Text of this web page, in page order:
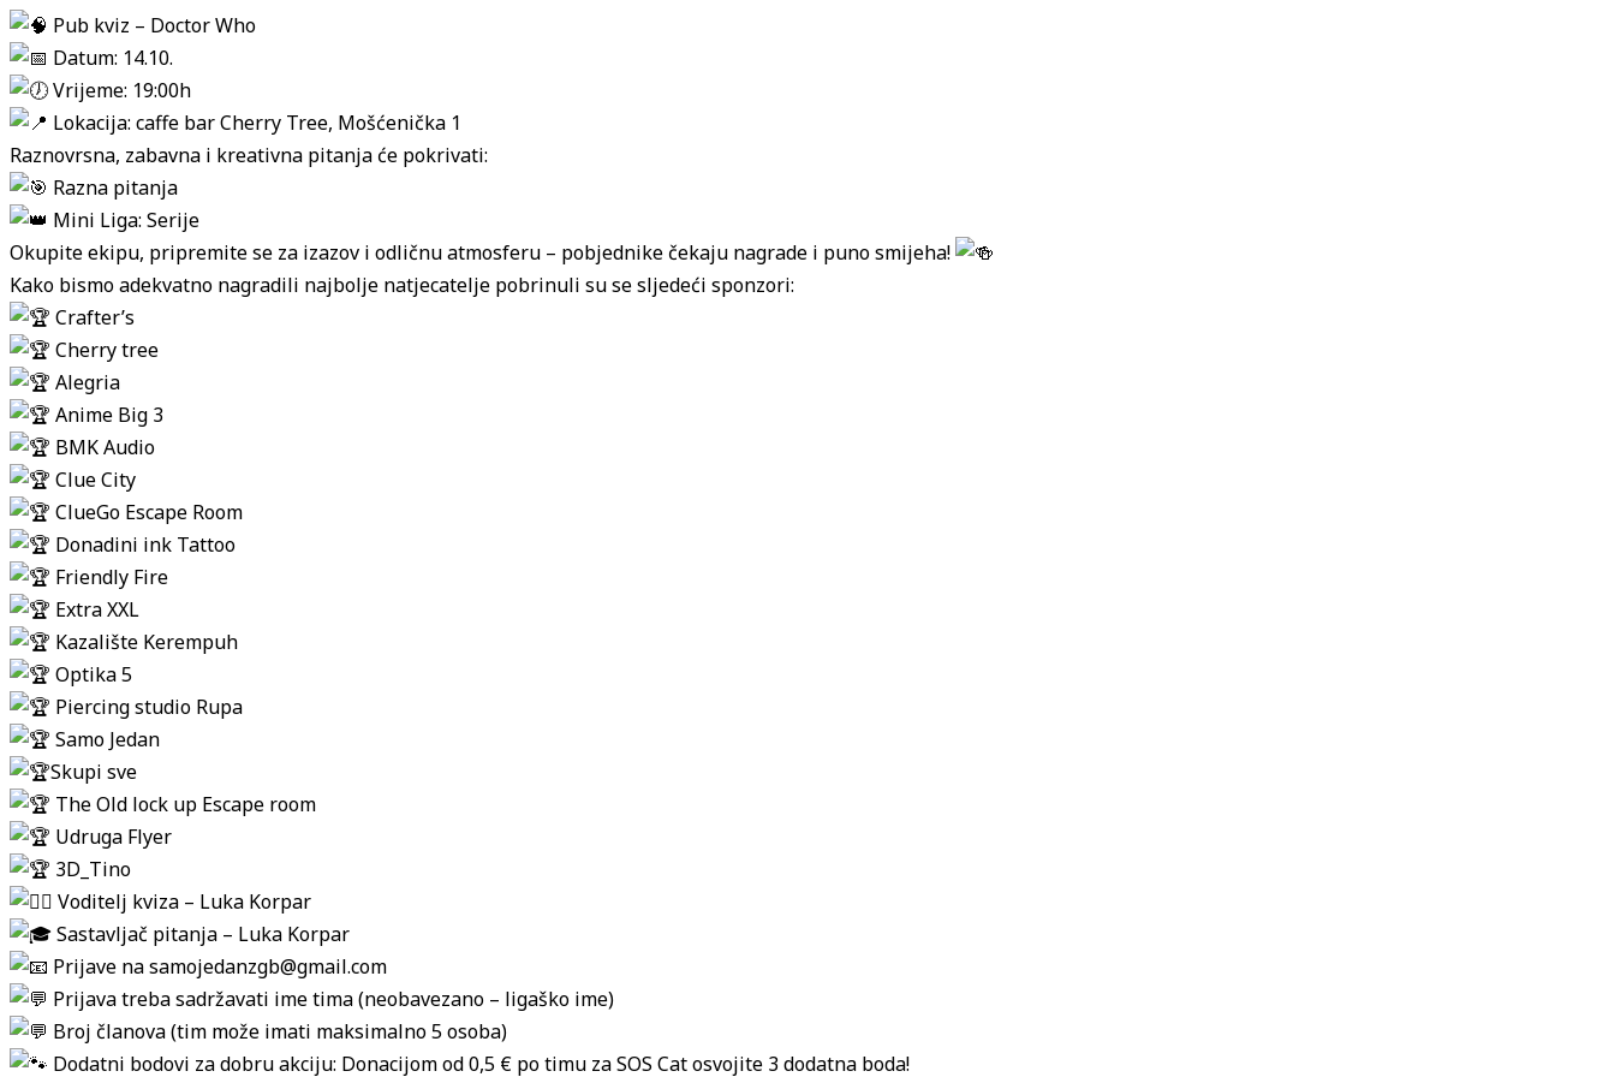
Pub kviz – Doctor Who
Datum: 14.10.
Vrijeme: 19:00h
Lokacija: caffe bar Cherry Tree, Mošćenička 1
Raznovrsna, zabavna i kreativna pitanja će pokrivati:
Razna pitanja
Mini Liga: Serije
Okupite ekipu, pripremite se za izazov i odličnu atmosferu – pobjednike čekaju nagrade i puno smijeha!
Kako bismo adekvatno nagradili najbolje natjecatelje pobrinuli su se sljedeći sponzori:
Crafter’s
Cherry tree
Alegria
Anime Big 3
BMK Audio
Clue City
ClueGo Escape Room
Donadini ink Tattoo
Friendly Fire
Extra XXL
Kazalište Kerempuh
Optika 5
Piercing studio Rupa
Samo Jedan
Skupi sve
The Old lock up Escape room
Udruga Flyer
3D_Tino
Voditelj kviza – Luka Korpar
Sastavljač pitanja – Luka Korpar
Prijave na samojedanzgb@gmail.com
Prijava treba sadržavati ime tima (neobavezano – ligaško ime)
Broj članova (tim može imati maksimalno 5 osoba)
Dodatni bodovi za dobru akciju: Donacijom od 0,5 € po timu za SOS Cat osvojite 3 dodatna boda!